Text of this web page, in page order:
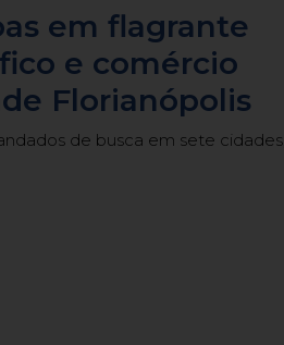
em flagrante
e comércio
Florianópolis
de busca em sete cidades,